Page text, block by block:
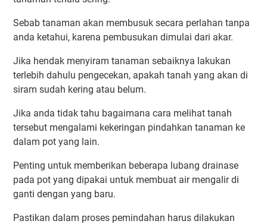
Sebab tanaman akan membusuk secara perlahan tanpa
anda ketahui, karena pembusukan dimulai dari akar.
Jika hendak menyiram tanaman sebaiknya lakukan
terlebih dahulu pengecekan, apakah tanah yang akan di
siram sudah kering atau belum.
Jika anda tidak tahu bagaimana cara melihat tanah
tersebut mengalami kekeringan pindahkan tanaman ke
dalam pot yang lain.
Penting untuk memberikan beberapa lubang drainase
pada pot yang dipakai untuk membuat air mengalir di
ganti dengan yang baru.
Pastikan dalam proses pemindahan harus dilakukan